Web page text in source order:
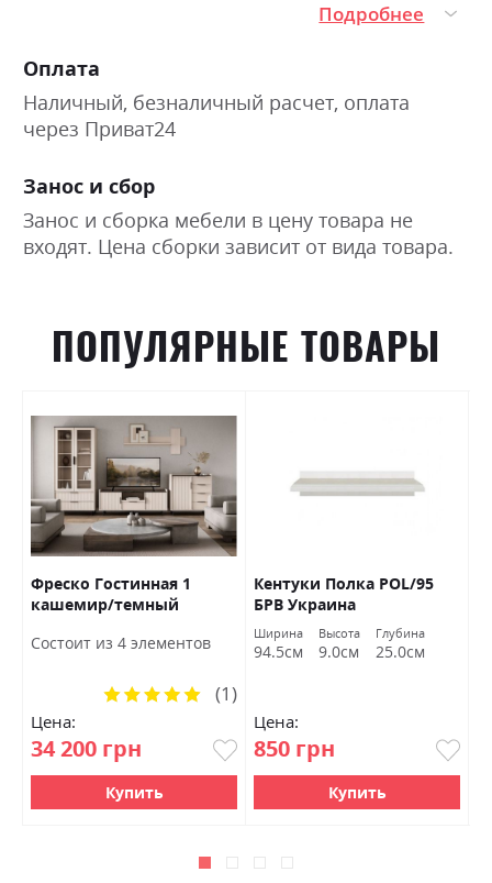
Подробнее
Оплата
Наличный, безналичный расчет, оплата
через Приват24
Занос и сбор
Занос и сборка мебели в цену товара не
входят. Цена сборки зависит от вида товара.
ПОПУЛЯРНЫЕ ТОВАРЫ
Фреско Гостинная 1
кашемир/темный
Состоит из 4 элементов
Цена:
34 200 грн
Рейтинг:
(1)
Купить
Кентуки Полка POL/95
БРВ Украина
Ширина
94.5см
Высота
9.0см
Глубина
25.0см
Цена:
850 грн
Купить